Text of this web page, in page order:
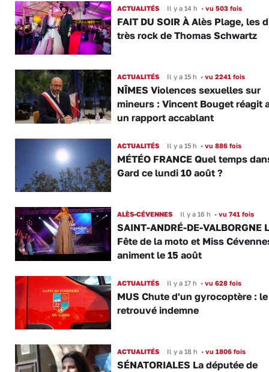
ACTUALITÉS Il y a 14 h •vu 503 fois
FAIT DU SOIR À Alès Plage, les
très rock de Thomas Schwartz
ACTUALITÉS Il y a 15 h •vu 2241 fois
NÎMES Violences sexuelles sur
mineurs : Vincent Bouget réagit
un rapport accablant
ACTUALITÉS Il y a 15 h •vu 886 fois
MÉTÉO FRANCE Quel temps
Gard ce lundi 10 août ?
ALÈS-CÉVENNES Il y a 16 h •vu 741 fois
SAINT-ANDRÉ-DE-VALBORGNE
Fête de la moto et Miss
animent le 15 août
ACTUALITÉS Il y a 17 h •vu 628 fois
MUS Chute d'un gyrocoptère :
retrouvé indemne
ACTUALITÉS Il y a 18 h •vu 1806 fois
SÉNATORIALES La députée de